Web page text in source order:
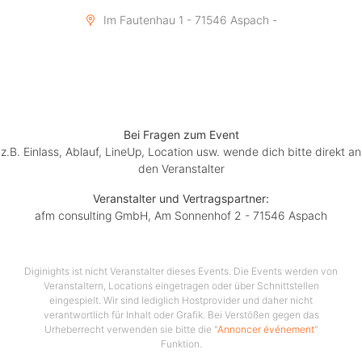
Im Fautenhau 1 - 71546 Aspach -
Bei Fragen zum Event
z.B. Einlass, Ablauf, LineUp, Location usw. wende dich bitte direkt an
den Veranstalter
Veranstalter und Vertragspartner:
afm consulting GmbH, Am Sonnenhof 2 - 71546 Aspach
Diginights ist nicht Veranstalter dieses Events. Die Events werden von
Veranstaltern, Locations eingetragen oder über Schnittstellen
eingespielt. Wir sind lediglich Hostprovider und daher nicht
verantwortlich für Inhalt oder Grafik. Bei Verstößen gegen das
Urheberrecht verwenden sie bitte die "Annoncer événement"
Funktion.